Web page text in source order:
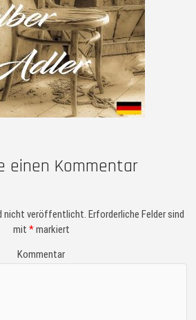
einen Kommentar
nicht veröffentlicht. Erforderliche Felder sind
mit *markiert
Kommentar